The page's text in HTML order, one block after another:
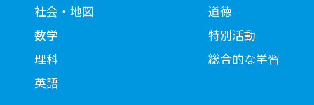
社会・地図
数学
理科
英語
道徳
特別活動
総合的な学習